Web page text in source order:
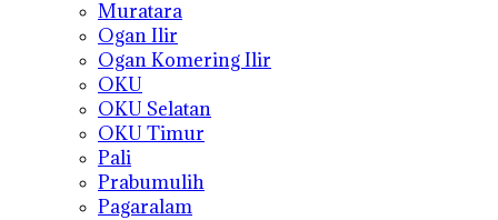
Muratara
Ogan Ilir
Ogan Komering Ilir
OKU
OKU Selatan
OKU Timur
Pali
Prabumulih
Pagaralam